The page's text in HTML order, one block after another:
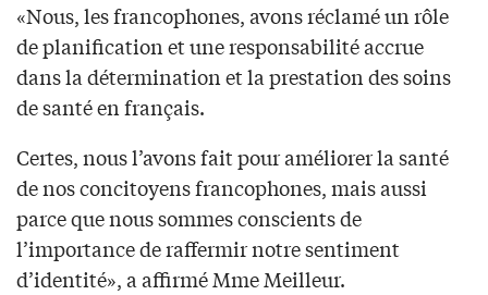
«Nous, les francophones, avons réclamé un rôle
de planification et une responsabilité accrue
dans la détermination et la prestation des soins
de santé en français.
Certes, nous l’avons fait pour améliorer la santé
de nos concitoyens francophones, mais aussi
parce que nous sommes conscients de
l’importance de raffermir notre sentiment
d’identité», a affirmé Mme Meilleur.